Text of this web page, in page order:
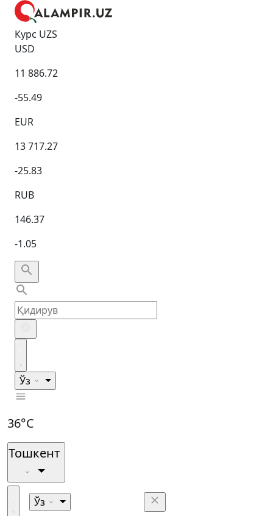
Курс UZS
USD
11 886.72
-55.49
EUR
13 717.27
-25.83
RUB
146.37
-1.05
Ўз
36°C
Тошкент
Ўз